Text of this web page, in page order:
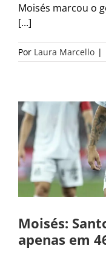
Moisés marcou o
[...]
Por Laura Marcello |
Moisés:
apenas em